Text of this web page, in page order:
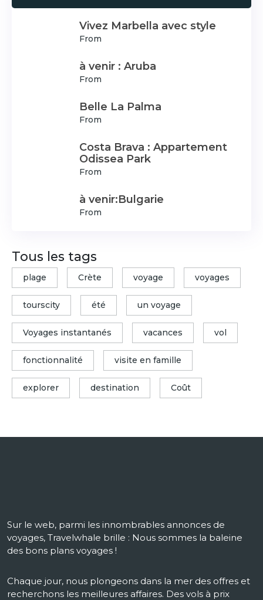
Vivez Marbella avec style
From
à venir : Aruba
From
Belle La Palma
From
Costa Brava : Appartement
Odissea Park
From
à venir:Bulgarie
From
Tous les tags
plage Crète voyage voyages
tourscity été un voyage
Voyages instantanés vacances vol
fonctionnalité visite en famille
explorer destination Coût
Sur le web, parmi les innombrables annonces de
voyages, Travelwhale brille : Nous sommes la baleine
des bons plans voyages !
Chaque jour, nous plongeons dans la mer des offres et
recherchons les meilleures affaires. Des vols à prix